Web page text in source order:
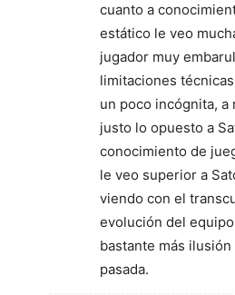
cuanto a
estático le veo
jugador muy
limitaciones
un poco incógnita, a
justo lo opuesto a
conocimiento de
le veo superior a
viendo con el
evolución del
bastante más
pasada.